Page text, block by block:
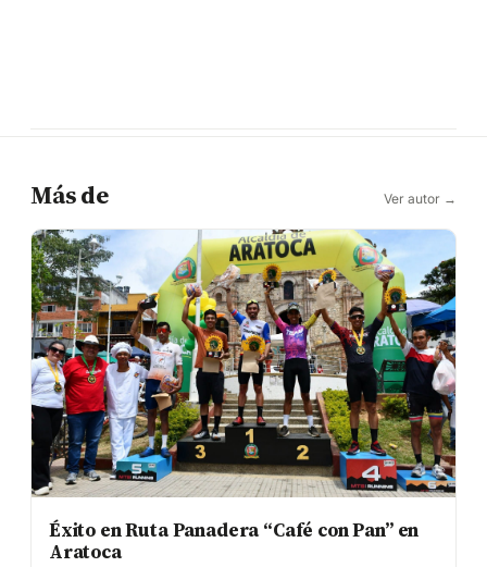
Más de Ver autor →
Éxito en Ruta Panadera “Café con Pan” en
Aratoca